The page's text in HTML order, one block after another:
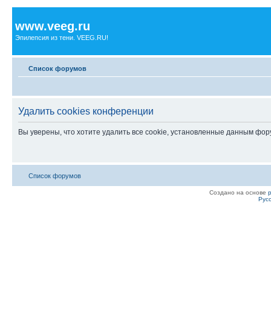
www.veeg.ru
Эпилепсия из тени. VEEG.RU!
Список форумов
Удалить cookies конференции
Вы уверены, что хотите удалить все cookie, установленные данным
Список форумов
Создано на основе